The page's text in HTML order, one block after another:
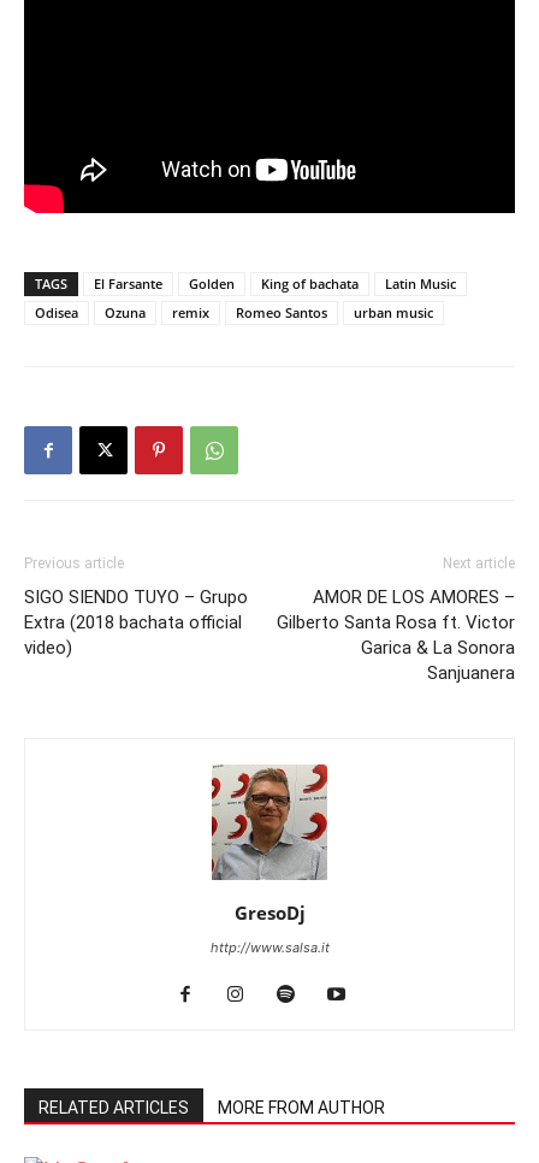
TAGS El Farsante Golden King of bachata
Latin Music
Odisea
Ozuna remix Romeo Santos urban music
Previous article
SIGO SIENDO TUYO – Grupo
Extra (2018 bachata official
video)
Next article
AMOR DE LOS AMORES –
Gilberto Santa Rosa ft. Victor
Garica & La Sonora
Sanjuanera
GresoDj
http://www.salsa.it
RELATED ARTICLES MORE FROM AUTHOR